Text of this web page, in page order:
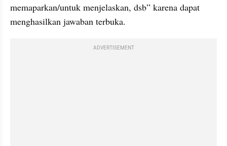
memaparkan/untuk menjelaskan, dsb” karena dapat
menghasilkan jawaban terbuka.
ADVERTISEMENT